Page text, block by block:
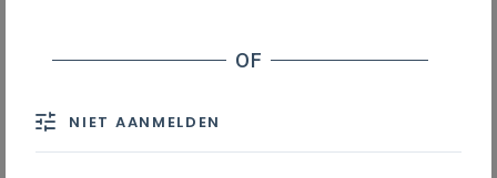
NIET AANMELDEN